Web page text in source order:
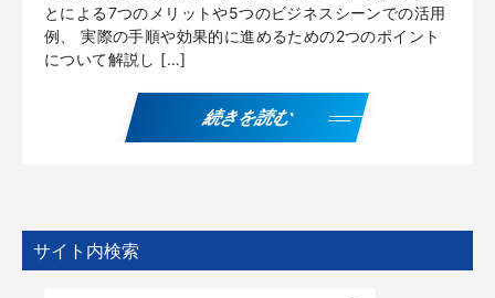
とによる7つのメリットや5つのビジネスシーンでの活用
例、 実際の手順や効果的に進めるための2つのポイント
について解説し […]
続きを読む
サイト内検索